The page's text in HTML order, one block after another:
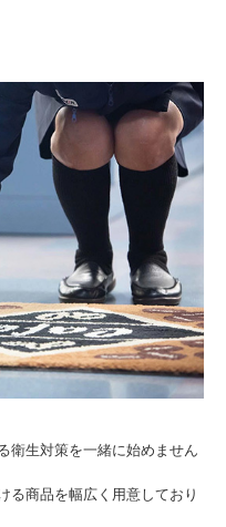
衛生対策を一緒に始めません
る商品を幅広く用意しており